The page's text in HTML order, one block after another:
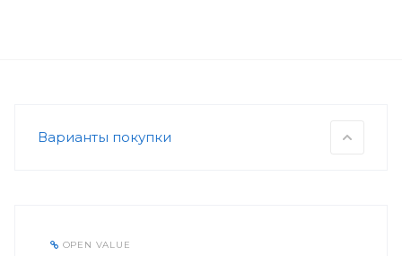
Варианты покупки
OPEN VALUE